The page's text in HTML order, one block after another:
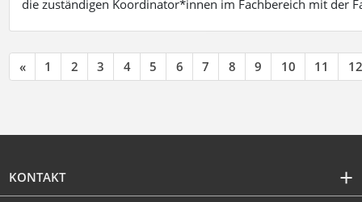
die zuständigen Koordinator*innen im Fachbereich mit der
« 1 2 3 4 5 6 7 8 9 10 11 12
KONTAKT